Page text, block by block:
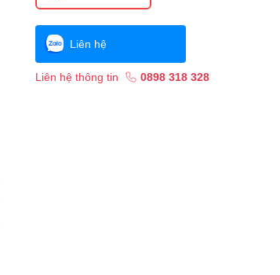
Liên hệ
Liên hệ thông tin 0898 318 328